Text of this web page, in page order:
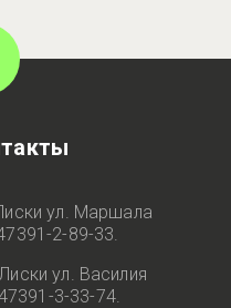
ул. Маршала
2-89-33.
ул. Василия
3-33-74.